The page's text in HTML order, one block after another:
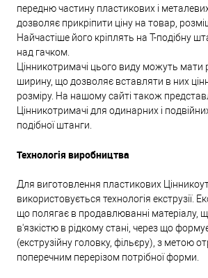
передню частину пластикових і металевих
дозволяє прикріпити ціну на товар,
Найчастіше його кріплять на Т-подібну
над гачком.
Цінникотримачі цього виду можуть мати
ширину, що дозволяє вставляти в них
розміру. На нашому сайті також
Цінникотримачі для одинарних і
подібної штанги.
Технологія виробництва
Для виготовлення пластикових
використовується технологія екструзії.
що полягає в продавлюванні матеріалу,
в'язкістю в рідкому стані, через що
(екструзійну головку, фільєру), з метою
поперечним перерізом потрібної форми.